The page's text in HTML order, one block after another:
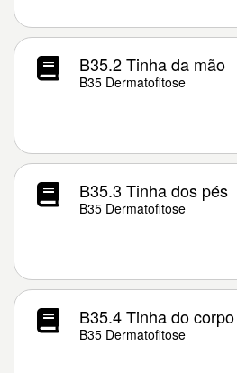
B35.2 Tinha da mão
B35 Dermatofitose
B35.3 Tinha dos pés
B35 Dermatofitose
B35.4 Tinha do corpo
B35 Dermatofitose